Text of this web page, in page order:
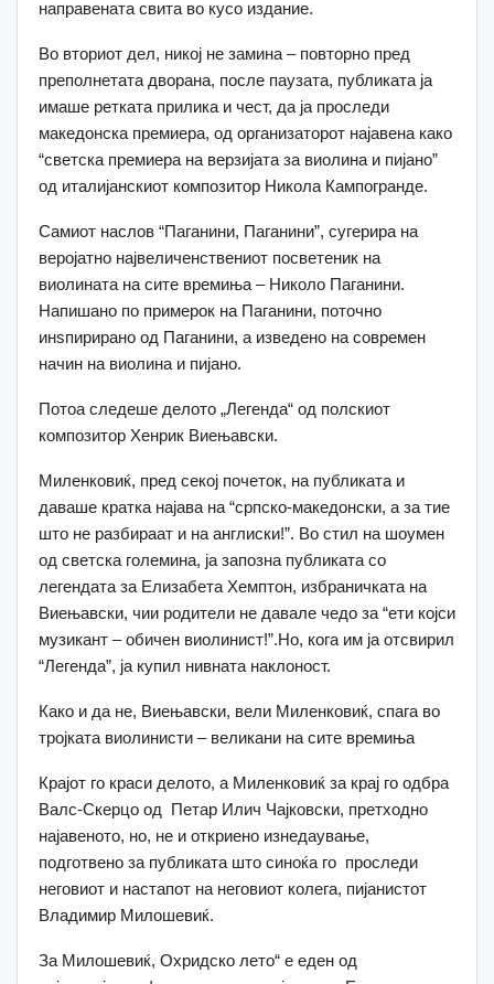
направената свита во кусо издание.
Во вториот дел, никој не замина – повторно пред
преполнетата дворана, после паузата, публиката ја
имаше ретката прилика и чест, да ја проследи
македонска премиера, од организаторот најавена како
“светска премиера на верзијата за виолина и пијано”
од италијанскиот композитор Никола Кампогранде.
Самиот наслов “Паганини, Паганини”, сугерира на
веројатно највеличенствениот посветеник на
виолината на сите времиња – Николо Паганини.
Напишано по примерок на Паганини, поточно
инsпирирано од Паганини, а изведено на современ
начин на виолина и пијано.
Потоа следеше делото „Легенда“ од полскиот
композитор Хенрик Виењавски.
Миленковиќ, пред секој почеток, на публиката и
даваше кратка најава на “српско-македонски, а за тие
што не разбираат и на англиски!”. Во стил на шоумен
од светска големина, ја запозна публиката со
легендата за Елизабета Хемптон, избраничката на
Виењавски, чии родители не давале чедо за “ети којси
музикант – обичен виолинист!”.Но, кога им ја отсвирил
“Легенда”, ја купил нивната наклоност.
Како и да не, Виењавски, вели Миленковиќ, спага во
тројката виолинисти – великани на сите времиња
Крајот го краси делото, а Миленковиќ за крај го одбра
Валс-Скерцо од Петар Илич Чајковски, претходно
најавеното, но, не и откриено изнедаување,
подготвено за публиката што синоќа го проследи
неговиот и настапот на неговиот колега, пијанистот
Владимир Милошевиќ.
За Милошевиќ, Охридско лето“ е еден од